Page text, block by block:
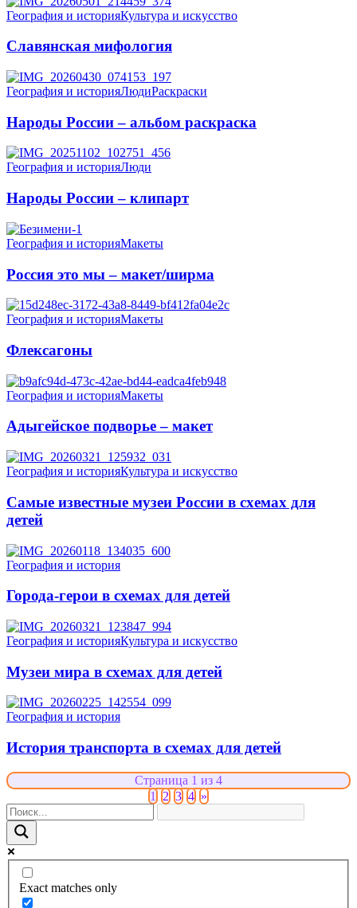
География и историяКультура и искусство
Славянская мифология
География и историяЛюдиРаскраски
Народы России – альбом раскраска
География и историяЛюди
Народы России – клипарт
География и историяМакеты
Россия это мы – макет/ширма
География и историяМакеты
Флексагоны
География и историяМакеты
Адыгейское подворье – макет
География и историяКультура и искусство
Самые известные музеи России в схемах для
детей
География и история
Города-герои в схемах для детей
География и историяКультура и искусство
Музеи мира в схемах для детей
География и история
История транспорта в схемах для детей
Страница 1 из 4
1 2 3 4 »
Exact matches only